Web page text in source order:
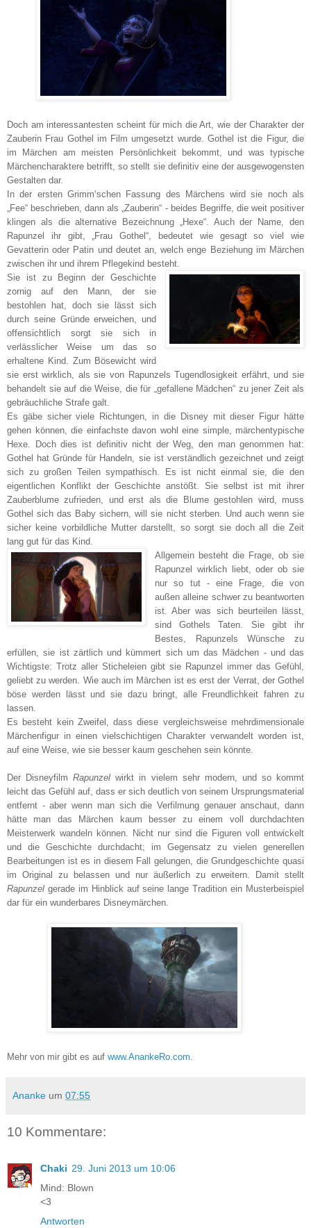
Doch am interessantesten scheint für mich die Art, wie der Charakter der
Zauberin Frau Gothel im Film umgesetzt wurde. Gothel ist die Figur, die
im Märchen am meisten Persönlichkeit bekommt, und was typische
Märchencharaktere betrifft, so stellt sie definitiv eine der ausgewogensten
Gestalten dar.
In der ersten Grimm‘schen Fassung des Märchens wird sie noch als
„Fee“ beschrieben, dann als „Zauberin“ - beides Begriffe, die weit positiver
klingen als die alternative Bezeichnung „Hexe“. Auch der Name, den
Rapunzel ihr gibt, „Frau Gothel“, bedeutet wie gesagt so viel wie
Gevatterin oder Patin und deutet an, welch enge Beziehung im Märchen
zwischen ihr und ihrem Pflegekind besteht.
Sie ist zu Beginn der Geschichte
zornig auf den Mann, der sie
bestohlen hat, doch sie lässt sich
durch seine Gründe erweichen, und
offensichtlich sorgt sie sich in
verlässlicher Weise um das so
erhaltene Kind. Zum Bösewicht wird
sie erst wirklich, als sie von Rapunzels Tugendlosigkeit erfährt, und sie
behandelt sie auf die Weise, die für „gefallene Mädchen“ zu jener Zeit als
gebräuchliche Strafe galt.
Es gäbe sicher viele Richtungen, in die Disney mit dieser Figur hätte
gehen können, die einfachste davon wohl eine simple, märchentypische
Hexe. Doch dies ist definitiv nicht der Weg, den man genommen hat:
Gothel hat Gründe für Handeln, sie ist verständlich gezeichnet und zeigt
sich zu großen Teilen sympathisch. Es ist nicht einmal sie, die den
eigentlichen Konflikt der Geschichte anstößt. Sie selbst ist mit ihrer
Zauberblume zufrieden, und erst als die Blume gestohlen wird, muss
Gothel sich das Baby sichern, will sie nicht sterben. Und auch wenn sie
sicher keine vorbildliche Mutter darstellt, so sorgt sie doch all die Zeit
lang gut für das Kind.
Allgemein besteht die Frage, ob sie
Rapunzel wirklich liebt, oder ob sie
nur so tut - eine Frage, die von
außen alleine schwer zu beantworten
ist. Aber was sich beurteilen lässt,
sind Gothels Taten. Sie gibt ihr
Bestes, Rapunzels Wünsche zu
erfüllen, sie ist zärtlich und kümmert sich um das Mädchen - und das
Wichtigste: Trotz aller Sticheleien gibt sie Rapunzel immer das Gefühl,
geliebt zu werden. Wie auch im Märchen ist es erst der Verrat, der Gothel
böse werden lässt und sie dazu bringt, alle Freundlichkeit fahren zu
lassen.
Es besteht kein Zweifel, dass diese vergleichsweise mehrdimensionale
Märchenfigur in einen vielschichtigen Charakter verwandelt worden ist,
auf eine Weise, wie sie besser kaum geschehen sein könnte.
Der DisneyfilmRapunzel wirkt in vielem sehr modern, und so kommt
leicht das Gefühl auf, dass er sich deutlich von seinem Ursprungsmaterial
entfernt - aber wenn man sich die Verfilmung genauer anschaut, dann
hätte man das Märchen kaum besser zu einem voll durchdachten
Meisterwerk wandeln können. Nicht nur sind die Figuren voll entwickelt
und die Geschichte durchdacht; im Gegensatz zu vielen generellen
Bearbeitungen ist es in diesem Fall gelungen, die Grundgeschichte quasi
im Original zu belassen und nur äußerlich zu erweitern. Damit stellt
Rapunzel gerade im Hinblick auf seine lange Tradition ein Musterbeispiel
dar für ein wunderbares Disneymärchen.
Mehr von mir gibt es auf www.AnankeRo.com.
Ananke um 07:55
10 Kommentare:
Chaki 29. Juni 2013 um 10:06
Mind: Blown
<3
Antworten